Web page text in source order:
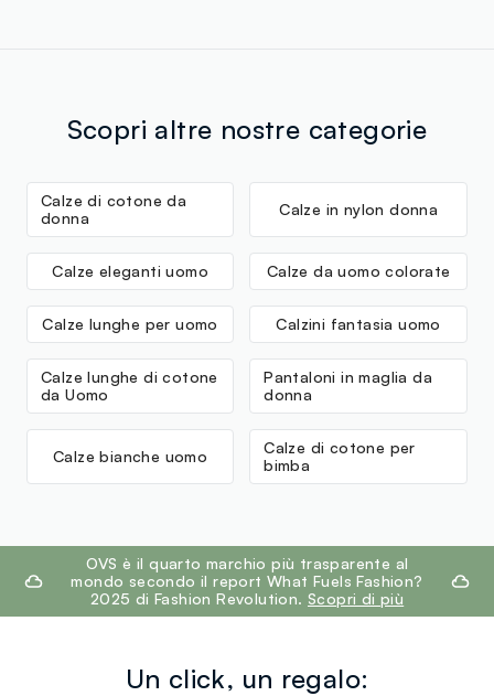
Scopri altre nostre categorie
Calze di cotone da
donna
Calze in nylon donna
Calze eleganti uomo Calze da uomo colorate
Calze lunghe per uomo Calzini fantasia uomo
Calze lunghe di cotone
da Uomo
Pantaloni in maglia da
donna
Calze bianche uomo
Calze di cotone per
bimba
footer.ariatitleOVS è il quarto marchio più trasparente al
mondo secondo il report What Fuels Fashion?
2025 di Fashion Revolution. Scopri di più
Un click, un regalo: